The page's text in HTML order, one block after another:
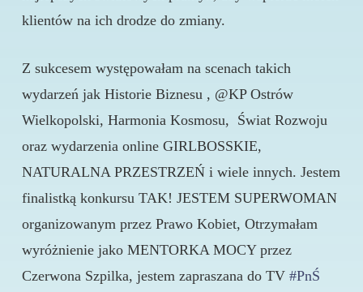
klientów na ich drodze do zmiany.
Z sukcesem występowałam na scenach takich
wydarzeń jak Historie Biznesu , @KP Ostrów
Wielkopolski, Harmonia Kosmosu, Świat Rozwoju
oraz wydarzenia online GIRLBOSSKIE,
NATURALNA PRZESTRZEŃ i wiele innych. Jestem
finalistką konkursu TAK! JESTEM SUPERWOMAN
organizowanym przez Prawo Kobiet, Otrzymałam
wyróżnienie jako MENTORKA MOCY przez
Czerwona Szpilka, jestem zapraszana do TV #PnŚ